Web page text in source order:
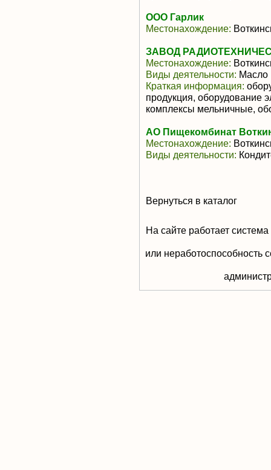
ООО Гарлик
Местонахождение:
ЗАВОД
Местонахождение:
Виды деятельности: Масло
Краткая информация:
продукция, оборудование
комплексы мельничные,
АО Пищекомбинат
Местонахождение:
Виды деятельности:
Вернуться в каталог
На сайте работает
или неработоспособность